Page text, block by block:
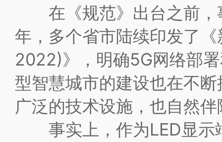
在《规范》出台之前，
年，多个省市陆续印发了
2022)》，明确5G网络部
型智慧城市的建设也在不
广泛的技术设施，也自然
事实上，作为LED显示